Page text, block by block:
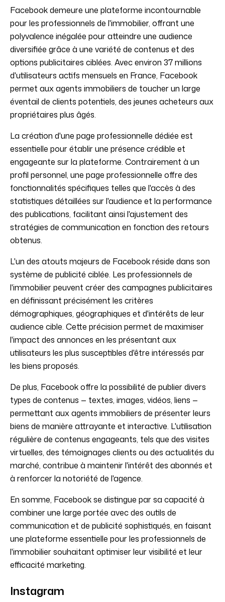
Facebook demeure une plateforme incontournable
pour les professionnels de l'immobilier, offrant une
polyvalence inégalée pour atteindre une audience
diversifiée grâce à une variété de contenus et des
options publicitaires ciblées. Avec environ 37 millions
d'utilisateurs actifs mensuels en France, Facebook
permet aux agents immobiliers de toucher un large
éventail de clients potentiels, des jeunes acheteurs aux
propriétaires plus âgés.
La création d'une page professionnelle dédiée est
essentielle pour établir une présence crédible et
engageante sur la plateforme. Contrairement à un
profil personnel, une page professionnelle offre des
fonctionnalités spécifiques telles que l'accès à des
statistiques détaillées sur l'audience et la performance
des publications, facilitant ainsi l'ajustement des
stratégies de communication en fonction des retours
obtenus.
L'un des atouts majeurs de Facebook réside dans son
système de publicité ciblée. Les professionnels de
l'immobilier peuvent créer des campagnes publicitaires
en définissant précisément les critères
démographiques, géographiques et d'intérêts de leur
audience cible. Cette précision permet de maximiser
l'impact des annonces en les présentant aux
utilisateurs les plus susceptibles d'être intéressés par
les biens proposés.
De plus, Facebook offre la possibilité de publier divers
types de contenus — textes, images, vidéos, liens —
permettant aux agents immobiliers de présenter leurs
biens de manière attrayante et interactive. L'utilisation
régulière de contenus engageants, tels que des visites
virtuelles, des témoignages clients ou des actualités du
marché, contribue à maintenir l'intérêt des abonnés et
à renforcer la notoriété de l'agence.
En somme, Facebook se distingue par sa capacité à
combiner une large portée avec des outils de
communication et de publicité sophistiqués, en faisant
une plateforme essentielle pour les professionnels de
l'immobilier souhaitant optimiser leur visibilité et leur
efficacité marketing.
Instagram